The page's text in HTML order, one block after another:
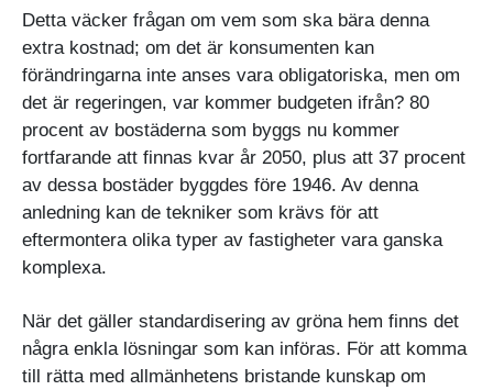
Detta väcker frågan om vem som ska bära denna
extra kostnad; om det är konsumenten kan
förändringarna inte anses vara obligatoriska, men om
det är regeringen, var kommer budgeten ifrån? 80
procent av bostäderna som byggs nu kommer
fortfarande att finnas kvar år 2050, plus att 37 procent
av dessa bostäder byggdes före 1946. Av denna
anledning kan de tekniker som krävs för att
eftermontera olika typer av fastigheter vara ganska
komplexa.
När det gäller standardisering av gröna hem finns det
några enkla lösningar som kan införas. För att komma
till rätta med allmänhetens bristande kunskap om